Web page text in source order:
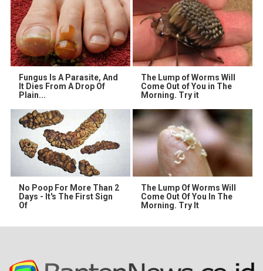
Fungus Is A Parasite, And
It Dies From A Drop Of
Plain...
The Lump of Worms Will
Come Out of You in The
Morning. Try it
No Poop For More Than 2
Days - It's The First Sign
Of
The Lump Of Worms Will
Come Out Of You In The
Morning. Try It